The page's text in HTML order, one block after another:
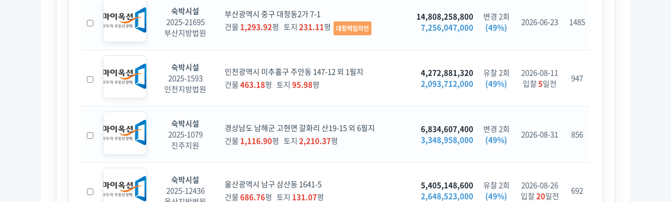
숙박시설
2025-21695
부산지방법원
부산광역시 중구 대청동2가 7-1
건물 1,293.92평 토지 231.11평 대항력임차인
14,808,258,800
7,256,047,000
변경 2회
(49%)
2026-06-23 1485
숙박시설
2025-1593
인천지방법원
인천광역시 미추홀구 주안동 147-12 외 1필지
건물463.18평 토지 95.98평
4,272,881,320
2,093,712,000
유찰 2회
(49%)
2026-08-11
입찰5일전 947
숙박시설
2025-1079
진주지원
경상남도 남해군 고현면 갈화리 산19-15 외 6필지
건물 1,116.90평 토지 2,210.37평
6,834,607,400
3,348,958,000
변경 2회
(49%)
2026-08-31 856
숙박시설
2025-12436
울산광역시 남구 삼산동 1641-5
건물686.76평 토지 131.07평
5,405,148,600
2,648,523,000
유찰 2회
(49%)
2026-08-26
입찰20일전 692